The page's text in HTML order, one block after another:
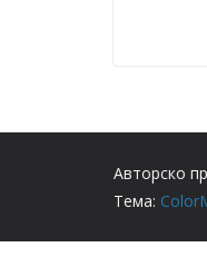
Авторско
Тема: